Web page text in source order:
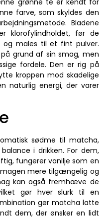
farve, som skyldes den
Bladene
klorofylindholdet, før de
og males til et fint pulver.
grund af sin smag, men
fordele. Den er rig på
kroppen mod skadelige
naturlig energi, der varer
sødme til matcha,
i drikken. For dem,
fungerer vanilje som en
mere tilgængelig og
kan også fremhæve de
gør hver slurk til en
gør matcha latte
dem, der ønsker en lidt